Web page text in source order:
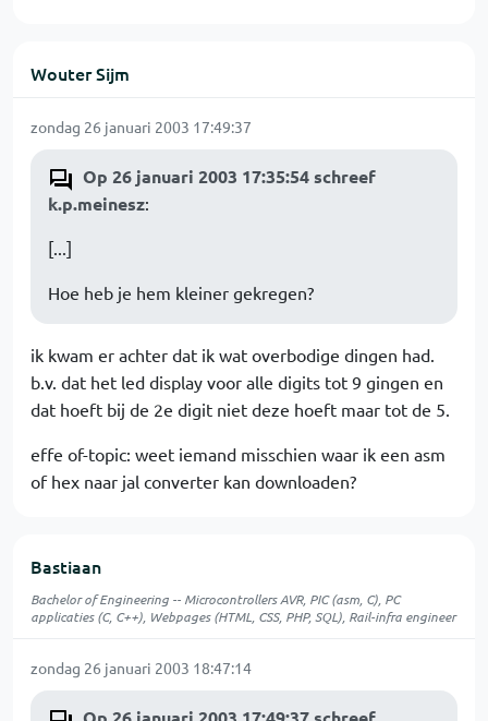
Wouter Sijm
zondag 26 januari 2003 17:49:37
Op 26 januari 2003 17:35:54 schreef
k.p.meinesz:
[...]
Hoe heb je hem kleiner gekregen?
ik kwam er achter dat ik wat overbodige dingen had.
b.v. dat het led display voor alle digits tot 9 gingen en
dat hoeft bij de 2e digit niet deze hoeft maar tot de 5.
effe of-topic: weet iemand misschien waar ik een asm
of hex naar jal converter kan downloaden?
Bastiaan
Bachelor of Engineering -- Microcontrollers AVR, PIC (asm, C), PC
applicaties (C, C++), Webpages (HTML, CSS, PHP, SQL), Rail-infra engineer
zondag 26 januari 2003 18:47:14